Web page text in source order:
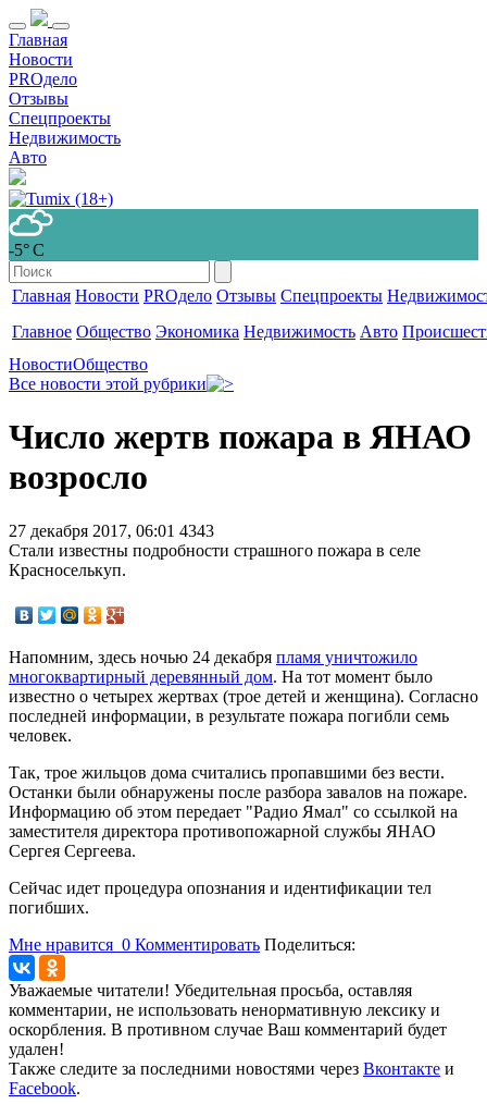
Главная
Новости
PROдело
Отзывы
Спецпроекты
Недвижимость
Авто
-5° С
Главная Новости PROдело Отзывы Спецпроекты
Главное Общество Экономика Недвижимость Авто
НовостиОбщество
Все новости этой рубрики
Число жертв пожара в ЯНАО
возросло
27 декабря 2017, 06:01 4343
Стали известны подробности страшного пожара в селе
Красноселькуп.
Напомним, здесь ночью 24 декабря пламя уничтожило
многоквартирный деревянный дом. На тот момент было
известно о четырех жертвах (трое детей и женщина). Согласно
последней информации, в результате пожара погибли семь
человек.
Так, трое жильцов дома считались пропавшими без вести.
Останки были обнаружены после разбора завалов на пожаре.
Информацию об этом передает "Радио Ямал" со ссылкой на
заместителя директора противопожарной службы ЯНАО
Сергея Сергеева.
Сейчас идет процедура опознания и идентификации тел
погибших.
Мне нравится 0 Комментировать Поделиться:
Уважаемые читатели! Убедительная просьба, оставляя
комментарии, не использовать ненормативную лексику и
оскорбления. В противном случае Ваш комментарий будет
удален!
Также следите за последними новостями через Вконтакте и
Facebook.